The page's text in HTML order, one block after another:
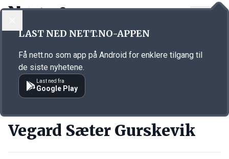
Annonsørinnhold
Vegard Sæter Gurskevik
LAST NED NETT.NO-APPEN
Få nett.no som app på Android for enklere tilgang til
de siste nyhetene.
Last ned fra
Google Play